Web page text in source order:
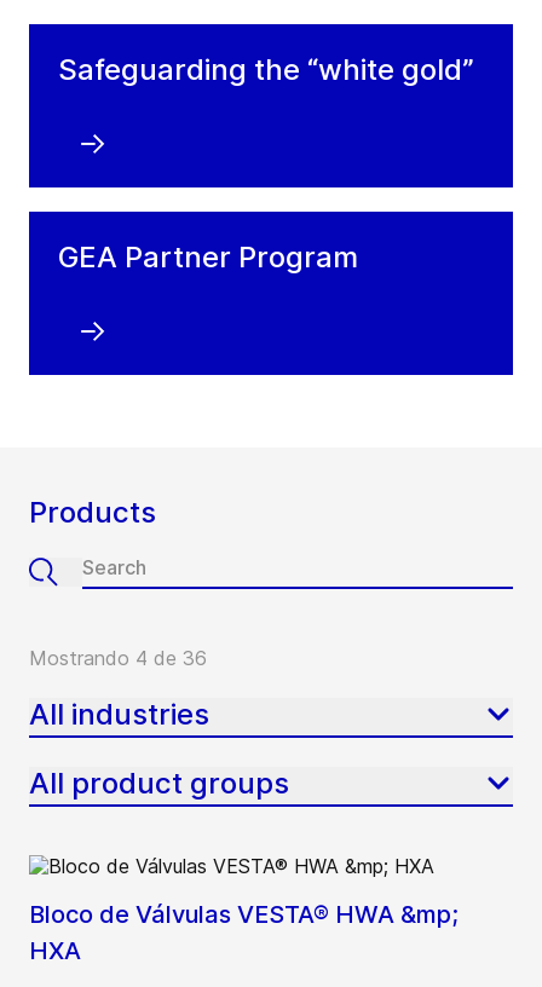
Safeguarding the “white gold”
GEA Partner Program
Products
Mostrando 4 de 36
All industries
All product groups
Bloco de Válvulas VESTA® HWA &mp;
HXA